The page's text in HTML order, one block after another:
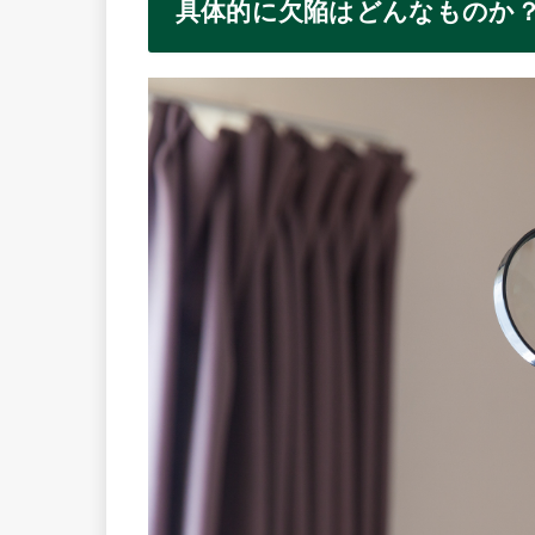
具体的に欠陥はどんなものか